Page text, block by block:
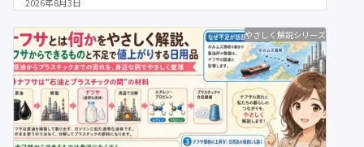
やさしく解説シリーズ